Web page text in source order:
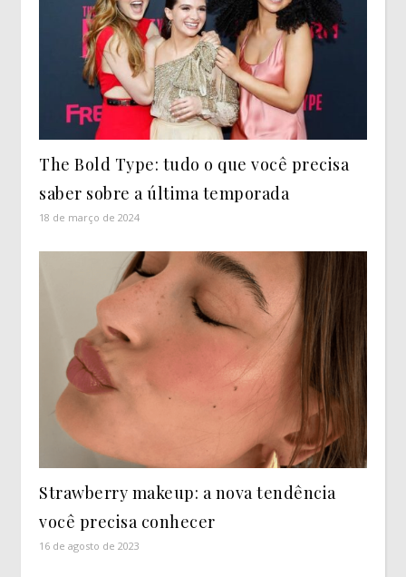
The Bold Type: tudo o que você precisa
saber sobre a última temporada
18 de março de 2024
Strawberry makeup: a nova tendência
você precisa conhecer
16 de agosto de 2023